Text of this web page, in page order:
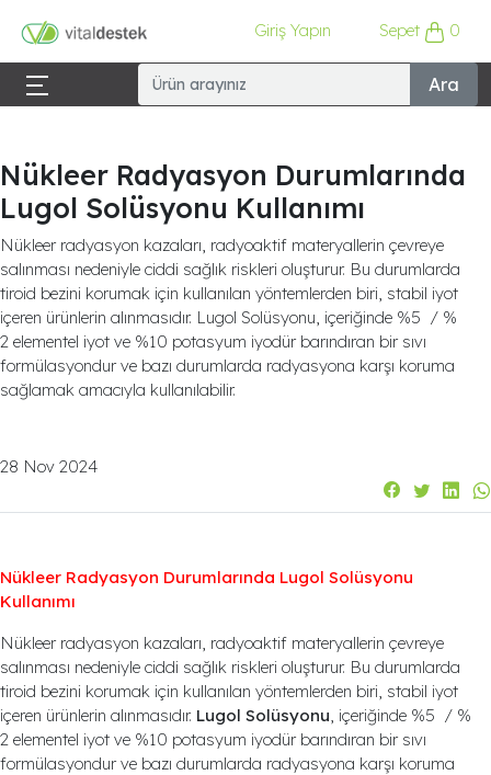
Giriş Yapın Sepet 0
Ara
Nükleer Radyasyon Durumlarında
Lugol Solüsyonu Kullanımı
Nükleer radyasyon kazaları, radyoaktif materyallerin çevreye
salınması nedeniyle ciddi sağlık riskleri oluşturur. Bu durumlarda
tiroid bezini korumak için kullanılan yöntemlerden biri, stabil iyot
içeren ürünlerin alınmasıdır. Lugol Solüsyonu, içeriğinde %5 / %
2 elementel iyot ve %10 potasyum iyodür barındıran bir sıvı
formülasyondur ve bazı durumlarda radyasyona karşı koruma
sağlamak amacıyla kullanılabilir.
28 Nov 2024
Nükleer Radyasyon Durumlarında Lugol Solüsyonu
Kullanımı
Nükleer radyasyon kazaları, radyoaktif materyallerin çevreye
salınması nedeniyle ciddi sağlık riskleri oluşturur. Bu durumlarda
tiroid bezini korumak için kullanılan yöntemlerden biri, stabil iyot
içeren ürünlerin alınmasıdır. Lugol Solüsyonu , içeriğinde %5 / %
2 elementel iyot ve %10 potasyum iyodür barındıran bir sıvı
formülasyondur ve bazı durumlarda radyasyona karşı koruma